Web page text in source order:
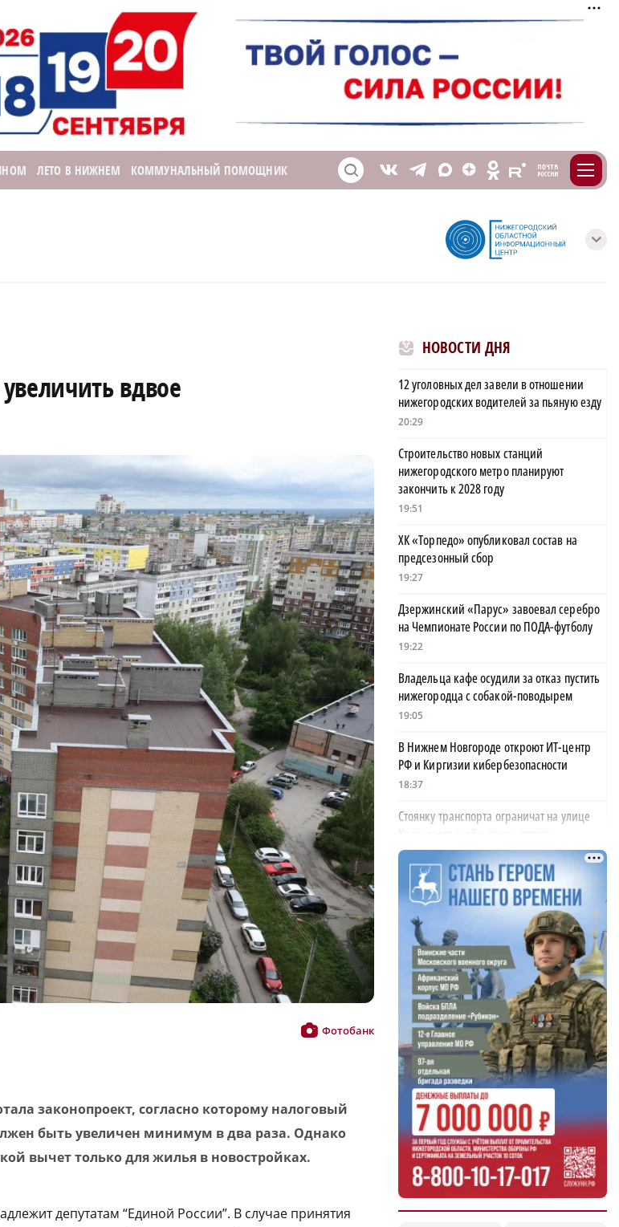
ЛЕТО В НИЖНЕМ КОММУНАЛЬНЫЙ ПОМОЩНИК S V T X Z O E m
с
вдвое
Фотобанк
законопроект, согласно которому налоговый
быть увеличен минимум в два раза. Однако
вычет только для жилья в новостройках.
депутатам “Единой России”. В случае принятия
×
НОВОСТИ ДНЯ
12 уголовных дел завели в отношении
нижегородских водителей за пьяную езду
20:29
Строительство новых станций
нижегородского метро планируют
закончить к 2028 году
19:51
ХК «Торпедо» опубликовал состав на
предсезонный сбор
19:27
Дзержинский «Парус» завоевал серебро
на Чемпионате России по ПОДА-футболу
19:22
Владельца кафе осудили за отказ пустить
нижегородца с собакой-поводырем
19:05
В Нижнем Новгороде откроют ИТ-центр
РФ и Киргизии кибербезопасности
18:37
Стоянку транспорта ограничат на улице
Красносельской с конца августа
18:37
Волонтеры обнаружили заброшенный
дом, в котором живет около 20 собак и
щенков
18:02
В Нижегородской области наградили
более 40 организаций к Дню строителя
17:57
Садыр Жапаров и Глеб Никитин провели
рабочую встречу в Киргизии
17:38